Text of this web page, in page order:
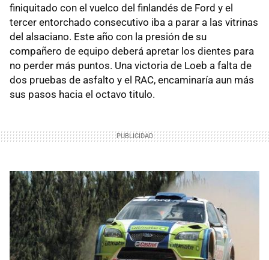
finiquitado con el vuelco del finlandés de Ford y el
tercer entorchado consecutivo iba a parar a las vitrinas
del alsaciano. Este año con la presión de su
compañero de equipo deberá apretar los dientes para
no perder más puntos. Una victoria de Loeb a falta de
dos pruebas de asfalto y el RAC, encaminaría aun más
sus pasos hacia el octavo titulo.